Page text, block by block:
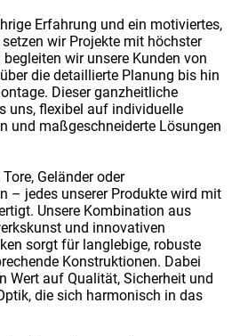
Erfahrung und ein motiviertes,
wir Projekte mit höchster
wir unsere Kunden von
die detaillierte Planung bis hin
Dieser ganzheitliche
uns, flexibel auf individuelle
und maßgeschneiderte Lösungen
Geländer oder
– jedes unserer Produkte wird mit
Unsere Kombination aus
und innovativen
sorgt für langlebige, robuste
Konstruktionen. Dabei
Wert auf Qualität, Sicherheit und
die sich harmonisch in das